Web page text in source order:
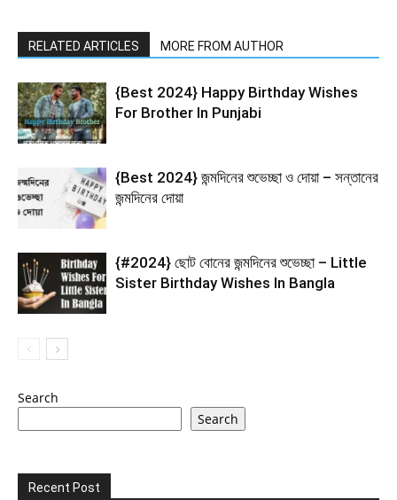
RELATED ARTICLES MORE FROM AUTHOR
{Best 2024} Happy Birthday Wishes
For Brother In Punjabi
{Best 2024} জন্মদিনের শুভেচ্ছা ও দোয়া – সন্তানের
জন্মদিনের দোয়া
{#2024} ছোট বোনের জন্মদিনের শুভেচ্ছা – Little
Sister Birthday Wishes In Bangla
Search
Search
Recent Post